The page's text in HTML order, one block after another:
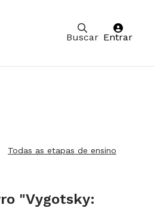
Buscar Entrar
Todas as etapas de ensino
"Vygotsky: